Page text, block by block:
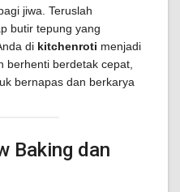
jiwa. Teruslah
butir tepung yang
di kitchenroti menjadi
berhenti berdetak cepat,
bernapas dan berkarya
Baking dan